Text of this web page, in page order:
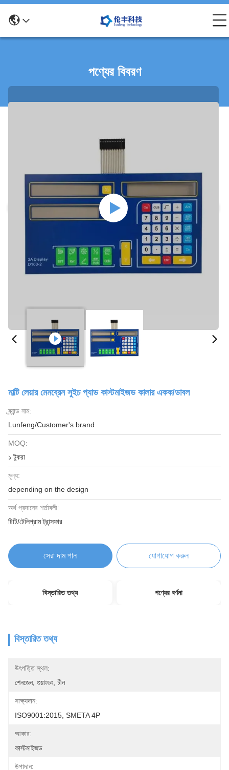
পণ্যের বিবরণ
মাল্টি লেয়ার মেমব্রেন সুইচ প্যাড কাস্টমাইজড কালার একক/ডাবল
ব্র্যান্ড নাম:
Lunfeng/Customer's brand
MOQ:
১ টুকরা
মূল্য:
depending on the design
অর্থ প্রদানের শর্তাবলী:
টিটি/টেলিগ্রাম ট্রান্সফার
সেরা দাম পান যোগাযোগ করুন
বিস্তারিত তথ্য পণ্যের বর্ণনা
বিস্তারিত তথ্য
উৎপত্তি স্থল:
শেনজেন, গুয়াংডং, চীন
সাক্ষ্যদান:
ISO9001:2015, SMETA 4P
আকার:
কাস্টমাইজড
উপাদান: